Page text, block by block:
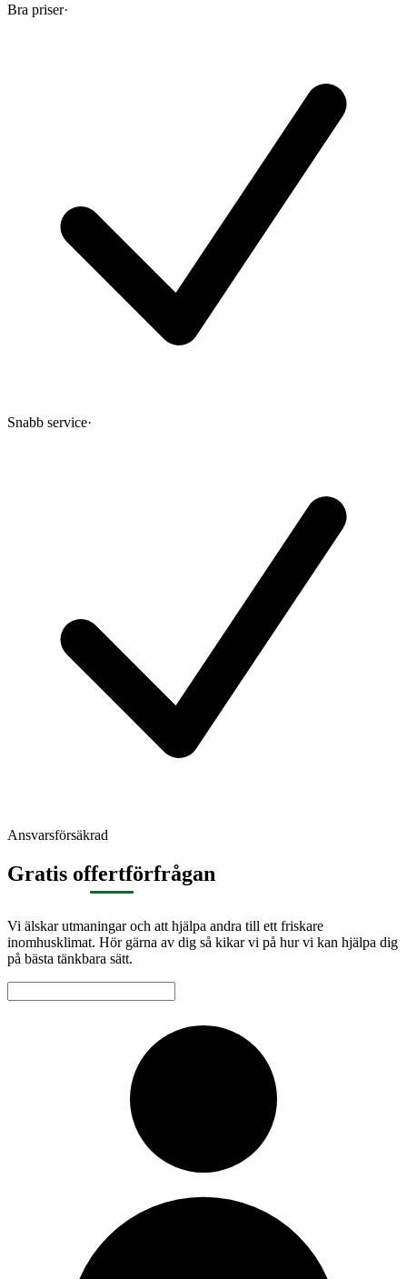
Bra priser·
Snabb service·
Ansvarsförsäkrad
Gratis offertförfrågan
Vi älskar utmaningar och att hjälpa andra till ett friskare
inomhusklimat. Hör gärna av dig så kikar vi på hur vi kan hjälpa dig
på bästa tänkbara sätt.